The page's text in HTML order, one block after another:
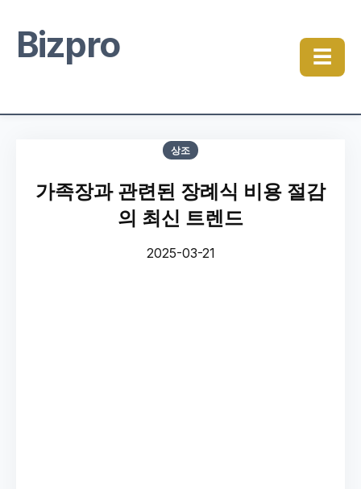
Bizpro ☰
상조
가족장과 관련된 장례식 비용 절감
의 최신 트렌드
2025-03-21